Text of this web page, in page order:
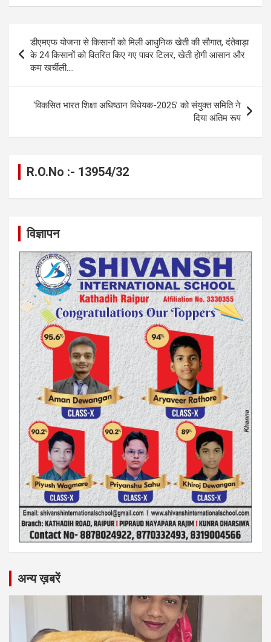
ce
o
o
k
se
n
g
er
at
s
A
p
e
gr
a
ail py
Li
n
ar
navigation
डीएमएफ योजना से किसानों को मिली आधुनिक खेती की सौगात, दंतेवाड़ा
के 24 किसानों को वितरित किए गए पावर टिलर, खेती होगी आसान और
कम खर्चीली….
‘विकसित भारत शिक्षा अधिष्ठान विधेयक-2025’ को संयुक्त समिति ने
दिया अंतिम रूप
R.O.No :- 13954/32
विज्ञापन
अन्य ख़बरें